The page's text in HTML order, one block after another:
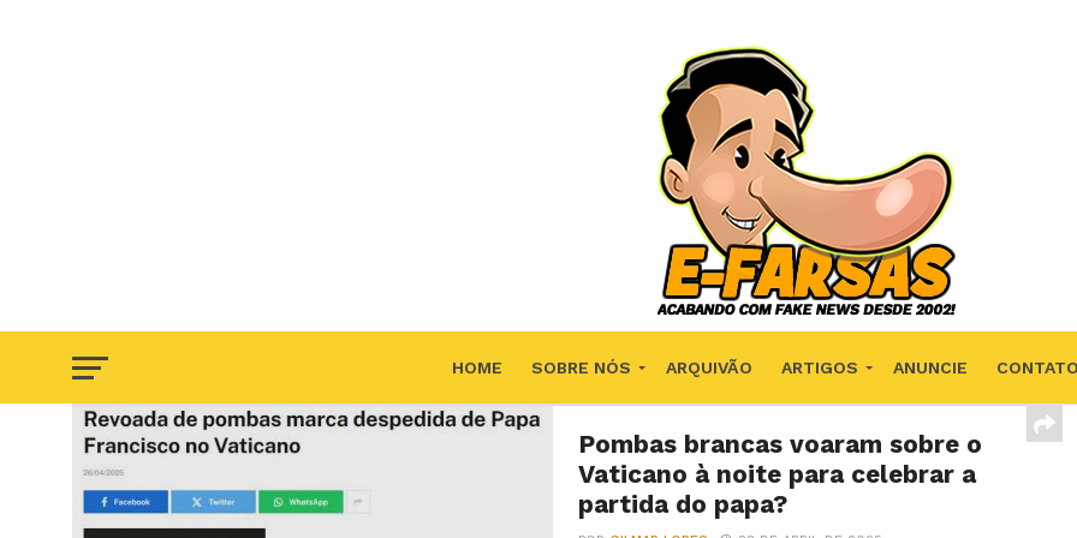
HOME SOBRE NÓS ARQUIVÃO ARTIGOS ANUNCIE CONTATO
Pombas brancas voaram sobre o
Vaticano à noite para celebrar a
partida do papa?